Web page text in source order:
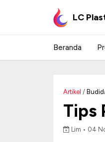
LC
Beranda
Artikel /
Tips
Lim • 04